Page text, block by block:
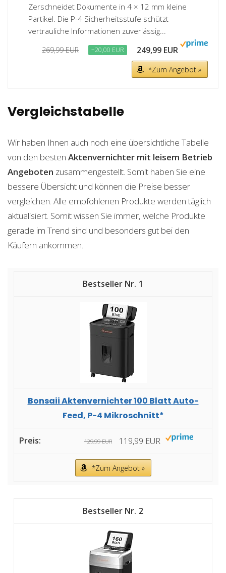
Zerschneidet Dokumente in 4 × 12 mm kleine
Partikel. Die P-4 Sicherheitsstufe schützt
vertrauliche Informationen zuverlässig...
269,99 EUR −20,00 EUR 249,99 EUR
*Zum Angebot »
Vergleichstabelle
Wir haben Ihnen auch noch eine übersichtliche Tabelle
von den besten Aktenvernichter mit leisem Betrieb
Angeboten zusammengestellt. Somit haben Sie eine
bessere Übersicht und können die Preise besser
vergleichen. Alle empfohlenen Produkte werden täglich
aktualisiert. Somit wissen Sie immer, welche Produkte
gerade im Trend sind und besonders gut bei den
Käufern ankommen.
1
Bonsaii Aktenvernichter 100 Blatt Auto-
Feed, P-4 Mikroschnitt*
129,99 EUR 119,99 EUR
*Zum Angebot »
2